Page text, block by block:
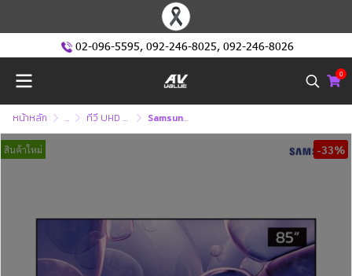
02-096-5595, 092-246-8025, 092-246-8026
0
หน้าหลัก ... ทีวี UHD หรือ ทีวี 4K (Ultra High Defination ) Samsung UHD 4K TV รุ่น UA85U8000FKXXT ทีวีขนาด 85 นิ้ว U8000 Series ( 85U8000 , 85U8000F , U8000F )
สินค้าใหม่ -33%